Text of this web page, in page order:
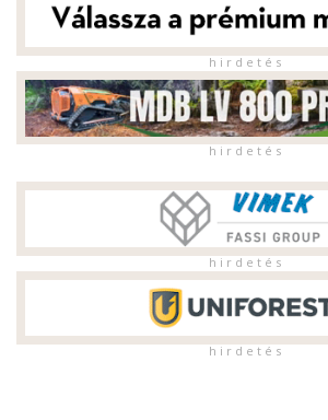
h i r d e t é s
h i r d e t é s
h i r d e t é s
h i r d e t é s